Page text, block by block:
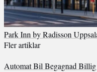
Park Inn by Radisson
Fler artiklar
Automat Bil Begagnad